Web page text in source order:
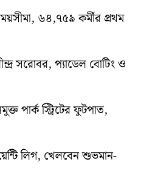
৬৪,৭৫৯ কর্মীর প্রথম
সরোবর, প্যাডেল বোটিং ও
পার্ক স্ট্রিটের ফুটপাত,
লিগ, খেলবেন শুভমান-